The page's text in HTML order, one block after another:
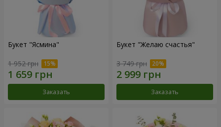
Букет "Ясмина"
1 952 грн
Заказать
Букет "Желаю счастья"
3 749 грн
Заказать